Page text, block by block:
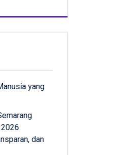
yang
dan